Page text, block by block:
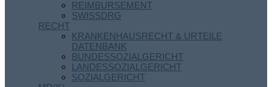
REIMBURSEMENT
SWISSDRG
RECHT
KRANKENHAUSRECHT & URTEILE
DATENBANK
BUNDESSOZIALGERICHT
LANDESSOZIALGERICHT
SOZIALGERICHT